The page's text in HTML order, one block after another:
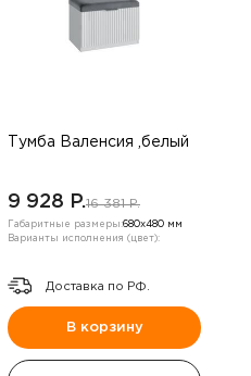
Тумба Валенсия ,белый
9 928 P.16 381 P.
Габаритные размеры:680х480 мм
Варианты исполнения (цвет):
Доставка по РФ.
В корзину